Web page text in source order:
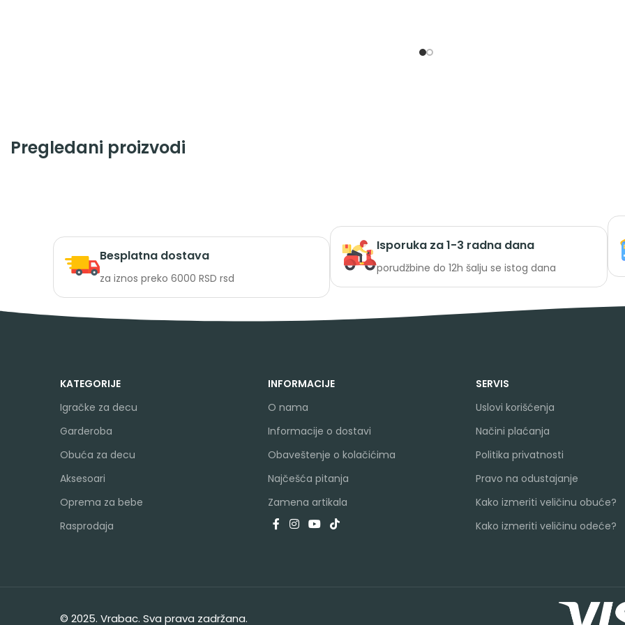
Pregledani proizvodi
Besplatna dostava
za iznos preko 6000 RSD rsd
Isporuka za 1-3 radna dana
porudžbine do 12h šalju se istog dana
KATEGORIJE
Igračke za decu
Garderoba
Obuća za decu
Aksesoari
Oprema za bebe
Rasprodaja
INFORMACIJE
O nama
Informacije o dostavi
Obaveštenje o kolačićima
Najčešća pitanja
Zamena artikala
SERVIS
Uslovi korišćenja
Načini plaćanja
Politika privatnosti
Pravo na odustajanje
Kako izmeriti veličinu obuće?
Kako izmeriti veličinu odeće?
© 2025. Vrabac. Sva prava zadržana.